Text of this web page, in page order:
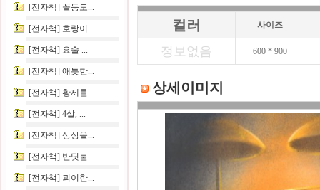
[전자책] 꼴등도...
[전자책] 호랑이...
[전자책] 요술 ...
[전자책] 애틋한...
[전자책] 황제를...
[전자책] 4살, ...
[전자책] 상상을...
[전자책] 반딧불...
[전자책] 괴이한...
컬러 사이즈
정보없음 600 * 900
상세이미지